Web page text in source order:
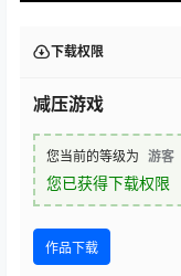
下载权限
减压游戏
您当前的等级为 游客
您已获得下载权限
作品下载